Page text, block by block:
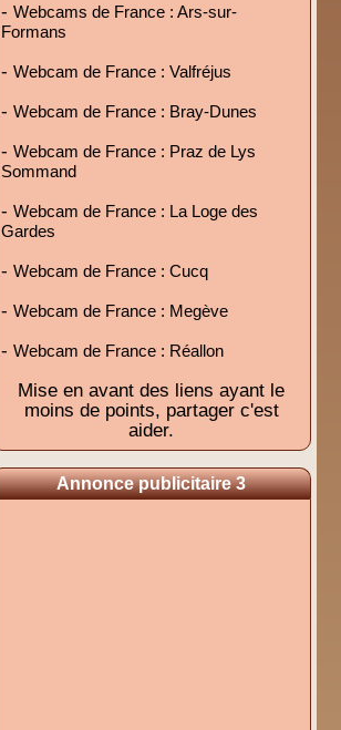
- Webcams de France : Ars-sur-
Formans
- Webcam de France : Valfréjus
- Webcam de France : Bray-Dunes
- Webcam de France : Praz de Lys
Sommand
- Webcam de France : La Loge des
Gardes
- Webcam de France : Cucq
- Webcam de France : Megève
- Webcam de France : Réallon
Mise en avant des liens ayant le
moins de points, partager c'est
aider.
Annonce publicitaire 3